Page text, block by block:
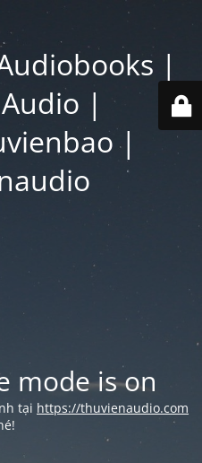
|
|
|
mode is on
tại https://thuvienaudio.com